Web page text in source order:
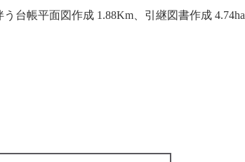
台帳平面図作成 1.88Km、引継図書作成 4.74ha